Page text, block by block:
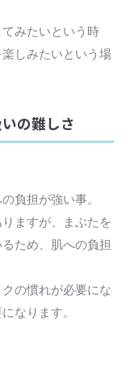
みたいという時
しみたいという場
の難しさ
負担が強い事。
ますが、まぶたを
ため、肌への負担
の慣れが必要にな
なります。